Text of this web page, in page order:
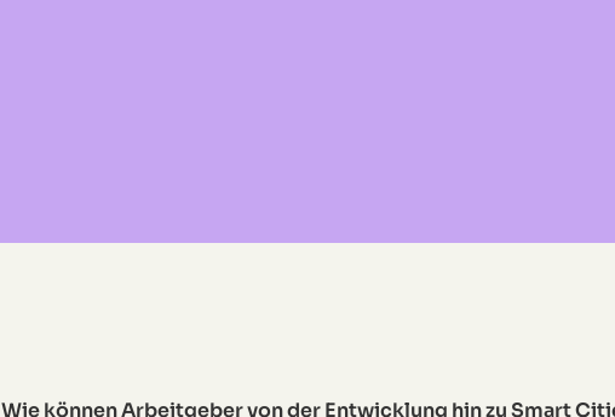
Wie können Arbeitgeber von der Entwicklung hin zu Smart